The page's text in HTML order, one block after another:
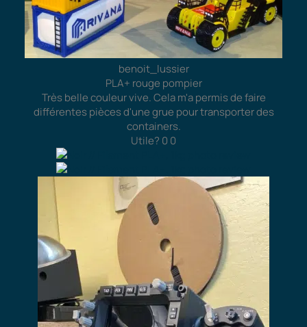
benoit_lussier
PLA+ rouge pompier
Très belle couleur vive. Cela m'a permis de faire
différentes pièces d'une grue pour transporter des
containers.
Utile? 0 0